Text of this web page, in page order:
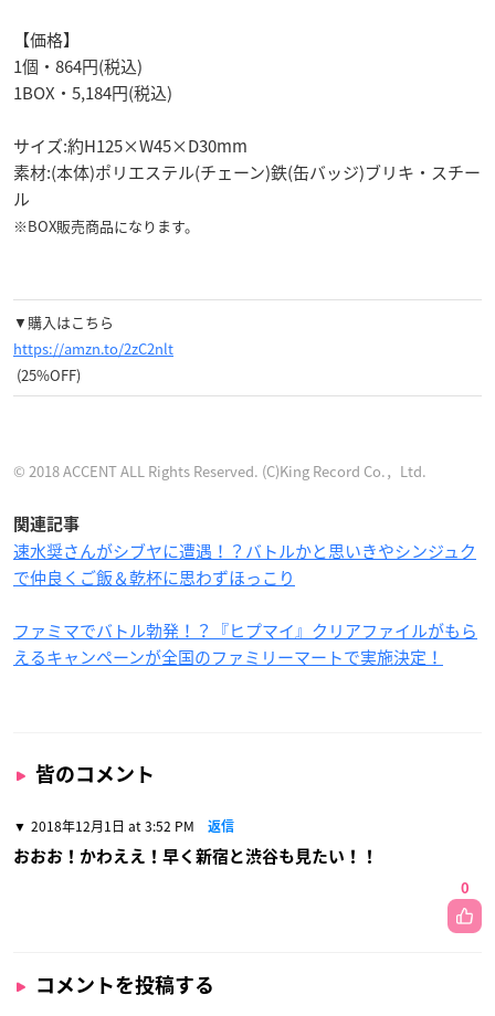
【価格】
1個・864円(税込)
1BOX・5,184円(税込)
サイズ:約H125×W45×D30mm
素材:(本体)ポリエステル(チェーン)鉄(缶バッジ)ブリキ・スチー
ル
※BOX販売商品になります。
▼購入はこちら
https://amzn.to/2zC2nlt
(25%OFF)
© 2018 ACCENT ALL Rights Reserved. (C)King Record Co.，Ltd.
関連記事
速水奨さんがシブヤに遭遇！？バトルかと思いきやシンジュク
で仲良くご飯＆乾杯に思わずほっこり
ファミマでバトル勃発！？『ヒプマイ』クリアファイルがもら
えるキャンペーンが全国のファミリーマートで実施決定！
皆のコメント
2018年12月1日 at 3:52 PM 返信
おおお！かわええ！早く新宿と渋谷も見たい！！
0
コメントを投稿する